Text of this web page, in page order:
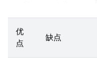
优
点
缺点